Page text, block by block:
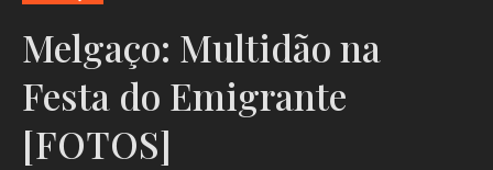
Melgaço: Multidão na
Festa do Emigrante
[FOTOS]